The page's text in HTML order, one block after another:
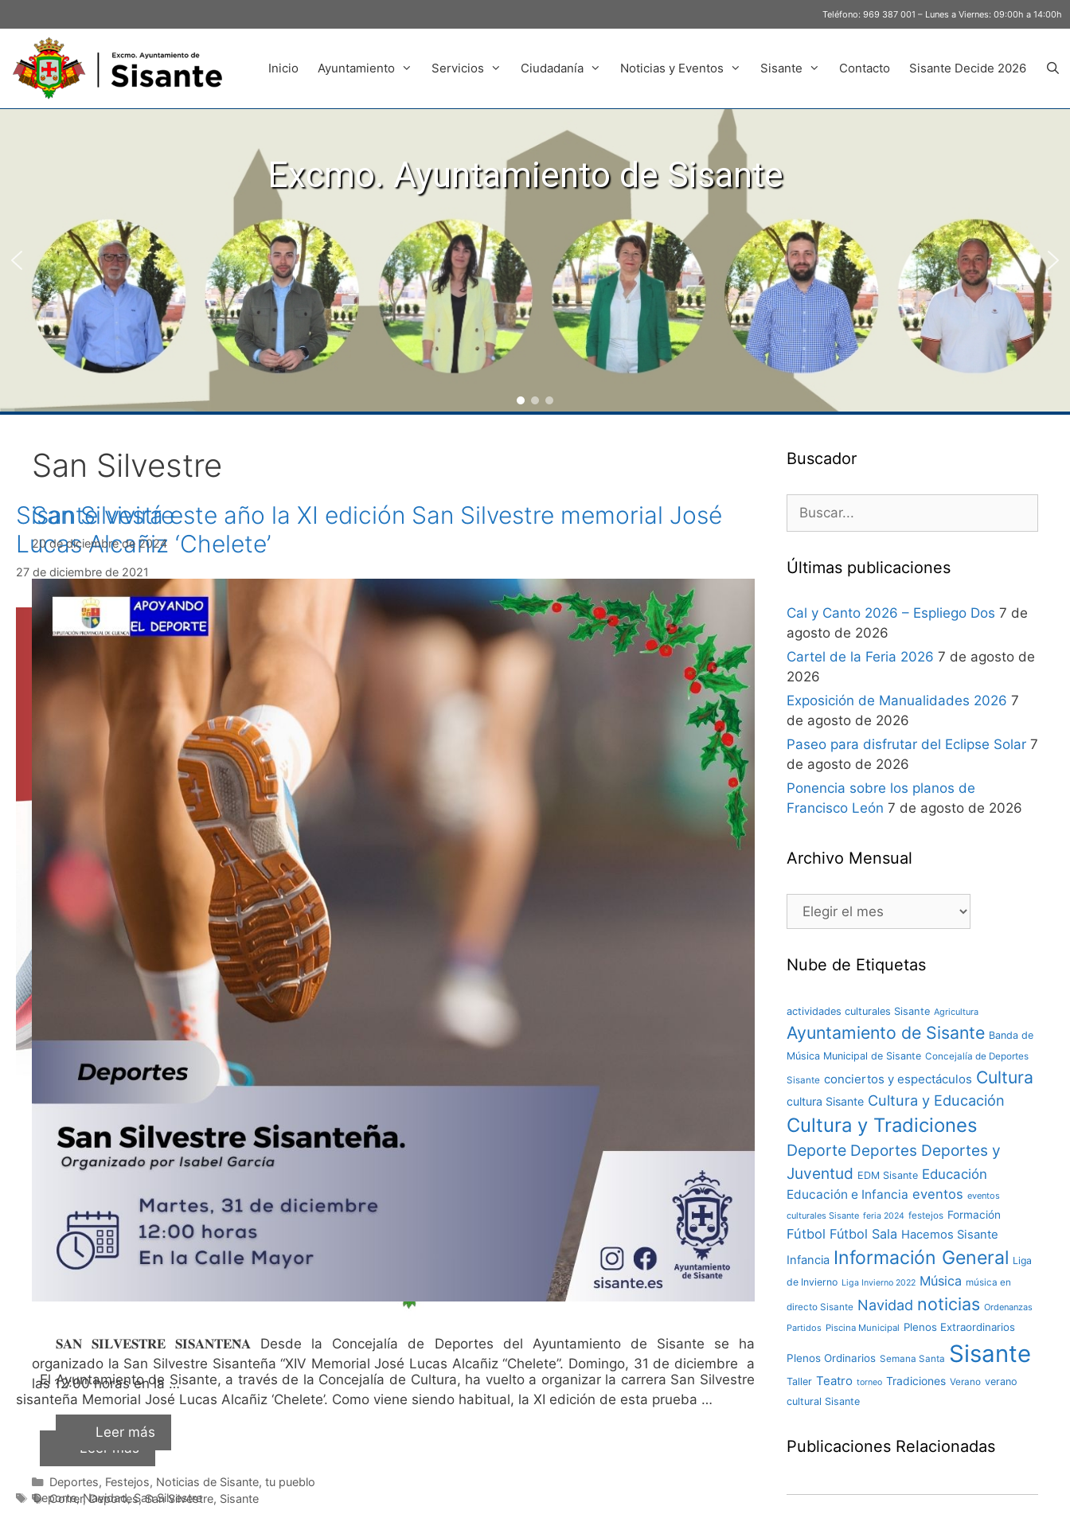
Teléfono: 969 387 001 – Lunes a Viernes: 09:00h a 14:00h
Inicio Ayuntamiento Servicios Ciudadanía Noticias y Eventos Sisante Contacto Sisante Decide 2026
Excmo. Ayuntamiento de Sisante
San Silvestre
San Silvestre
20 de diciembre de 2024
𝐒𝐀𝐍 𝐒𝐈𝐋𝐕𝐄𝐒𝐓𝐑𝐄 𝐒𝐈𝐒𝐀𝐍𝐓𝐄𝐍̃𝐀 Desde la Concejalía de Deportes del Ayuntamiento de Sisante se ha
organizado la San Silvestre Sisanteña “XIV Memorial José Lucas Alcañiz “Chelete”. Domingo, 31 de diciembre a
las 12:00 horas en la …
Leer más
Deportes, Festejos, Noticias de Sisante, tu pueblo
Correr,Deportes,San Silvestre, Sisante
Sisante vivirá este año la XI edición San Silvestre memorial José
Lucas Alcañiz ‘Chelete’
27 de diciembre de 2021
El Ayuntamiento de Sisante, a través de la Concejalía de Cultura, ha vuelto a organizar la carrera San Silvestre
sisanteña Memorial José Lucas Alcañiz ‘Chelete’. Como viene siendo habitual, la XI edición de esta prueba …
Leer más
Deporte,Navidad,San Silvestre
Buscador
Últimas publicaciones
Cal y Canto 2026 – Espliego Dos 7 de
agosto de 2026
Cartel de la Feria 2026 7 de agosto de
2026
Exposición de Manualidades 2026 7
de agosto de 2026
Paseo para disfrutar del Eclipse Solar 7
de agosto de 2026
Ponencia sobre los planos de
Francisco León 7 de agosto de 2026
Archivo Mensual
Nube de Etiquetas
actividades culturales Sisante Agricultura
Ayuntamiento de Sisante Banda de
Música Municipal de Sisante Concejalía de Deportes
Sisante conciertos y espectáculos Cultura
cultura Sisante Cultura y Educación
Cultura y Tradiciones
Deporte Deportes Deportes y
Juventud EDM Sisante Educación
Educación e Infancia eventos eventos
culturales Sisante feria 2024 festejos Formación
Fútbol Fútbol Sala Hacemos Sisante
Infancia Información General Liga
de Invierno Liga Invierno 2022 Música música en
directo Sisante Navidad noticias Ordenanzas
Partidos Piscina Municipal Plenos Extraordinarios
Plenos Ordinarios Semana Santa Sisante
Taller Teatro torneo Tradiciones Verano verano
cultural Sisante
Publicaciones Relacionadas